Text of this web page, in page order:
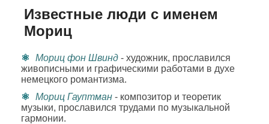
Известные люди с именем
Мориц
Мориц фон Швинд - художник, прославился
живописными и графическими работами в духе
немецкого романтизма.
Мориц Гауптман - композитор и теоретик
музыки, прославился трудами по музыкальной
гармонии.